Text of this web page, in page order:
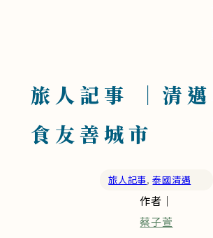
旅人記事 ｜清邁
食友善城市
旅人記事,泰國清邁
作者｜
蔡子萱